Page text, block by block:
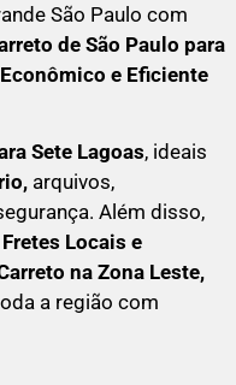
São Paulo com
de São Paulo para
e Eficiente
Sete Lagoas, ideais
arquivos,
Além disso,
Fretes Locais e
arreto na Zona Leste,
a região com